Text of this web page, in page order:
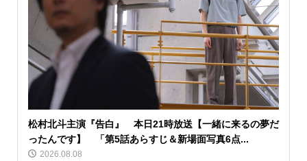
松村北斗主演『告白』 本日21時放送【一緒に来るの夢だ
ったんです】 「第5話あらすじ＆新場面写真6点...
2026.08.08